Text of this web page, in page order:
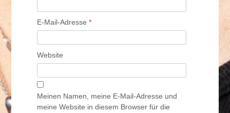
E-Mail-Adresse*
Website
Meinen Namen, meine E-Mail-Adresse und
meine Website in diesem Browser für die